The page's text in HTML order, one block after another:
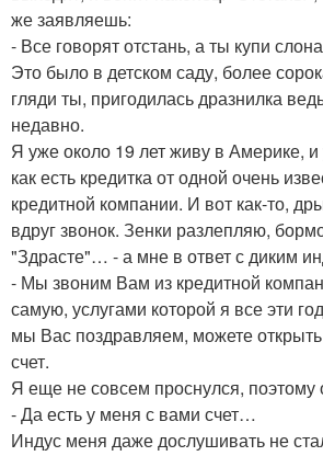
же заявляешь:
- Все говорят отстань, а ты купи
Это было в детском саду, более
гляди ты, пригодилась дразнилка
недавно.
Я уже около 19 лет живу в Америке,
как есть кредитка от одной очень
кредитной компании. И вот как-то,
вдруг звонок. Зенки разлепляю,
"Здрасте"… - а мне в ответ с диким
- Мы звоним Вам из кредитной
самую, услугами которой я все эти
мы Вас поздравляем, можете
счет.
Я еще не совсем проснулся, поэтому
- Да есть у меня с вами счет…
Индус меня даже дослушивать не